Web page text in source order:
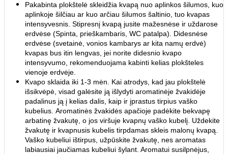
Pakabinta plokštelė skleidžia kvapą nuo aplinkos šilumos, kuo
aplinkoje šilčiau ar kuo arčiau šilumos šaltinio, tuo kvapas
intensyvesnis. Stipresnį kvapą jusite mažesnėse ir uždarose
erdvėse (Spinta, prieškambaris, WC patalpa). Didesnėse
erdvėse (svetainė, vonios kambarys ar kita namų erdvė)
kvapas bus itin lengvas, jei norite didesnio kvapo
intensyvumo, rekomenduojama kabinti kelias plokšteles
vienoje erdvėje.
Kvapo sklaida iki 1-3 mėn. Kai atrodys, kad jau plokštelė
išsikvėpė, visad galėsite ją išlydyti aromatinėje žvakidėje
padalinus ją į kelias dalis, kaip ir įprastus tirpius vaško
kubelius. Aromatinės žvakidės apačioje padėkite bekvapę
arbatinę žvakutę, o jos viršuje kvapnų vaško kubelį. Uždekite
žvakutę ir kvapnusis kubelis tirpdamas skleis malonų kvapą.
Vaško kubeliui ištirpus, užpūskite žvakutę, nes aromatas
labiausiai jaučiamas kubeliui šylant. Aromatui susilpnėjus,